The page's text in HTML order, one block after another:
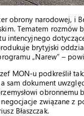
obrony narodowej, i
Tematem rozmów
intencyjnego
brytyjski
„Narew” –
MON-u podkreślił
sam dokument
obronnemu
związane z
Błaszczak.